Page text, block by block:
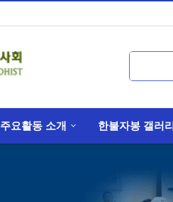
주요활동 소개 한불자봉 갤러리